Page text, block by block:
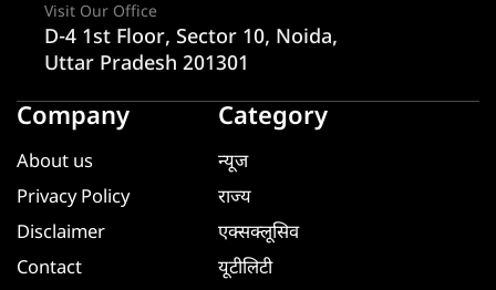
Visit Our Office
D-4 1st Floor, Sector 10, Noida,
Uttar Pradesh 201301
Company
About us
Privacy Policy
Disclaimer
Contact
Category
न्यूज
राज्य
एक्सक्लूसिव
यूटीलिटी